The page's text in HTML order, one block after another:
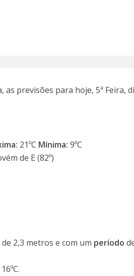
previsões para hoje, 5ª Feira,
21ºC Mínima: 9ºC
de E (82º)
de 2,3 metros e com um período